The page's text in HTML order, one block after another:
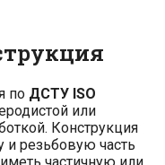
по ДСТУ ISO
или
Конструкция
и резьбовую часть